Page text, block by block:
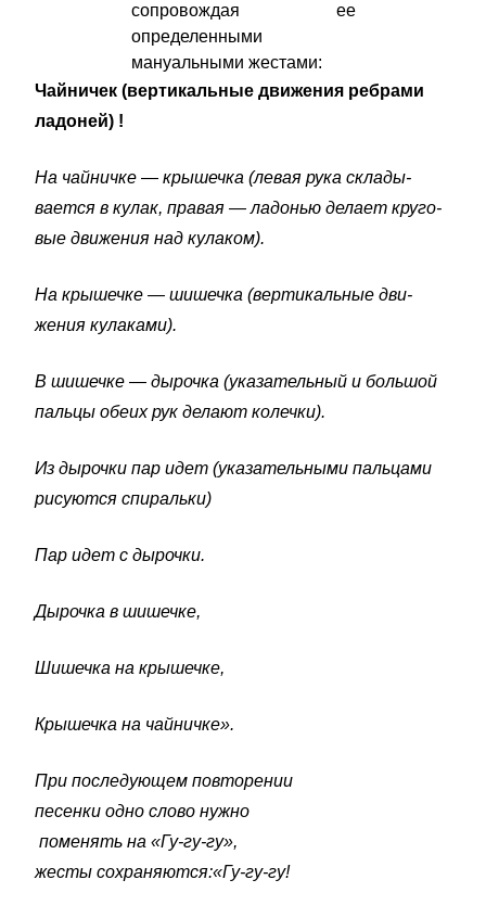
сопровождая ее
определенными
мануальными жестами:
Чайничек (вертикальные движения ребрами
ла­доней) !
На чайничке — крышечка (левая рука склады­
вается в кулак, правая — ладонью делает круго­
вые движения над кулаком).
На крышечке — шишечка (вертикальные дви­
жения кулаками).
В шишечке — дырочка (указательный и большой
пальцы обеих рук делают колечки).
Из дырочки пар идет (указательными пальцами
рисуются спиральки)
Пар идет с дырочки.
Дырочка в шишечке,
Шишечка на крышечке,
Крышечка на чайничке».
При последующем повторении
песенки одно слово нужно
поменять на «Гу-гу-гу»,
жесты сохраняются:«Гу-гу-гу!